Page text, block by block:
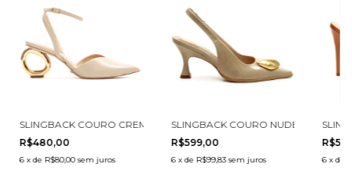
2201003-3SALTO ALTO CECCONELLO 2396002-9
SLINGBACK COURO CREME SALTO VAZADO CECCONELLO 2201003-
R$480,00
6 xde R$80,00 sem juros
SLINGBACK COURO NUDE SALTO
R$599,00
6 xde R$99,83 sem juros 6 xde